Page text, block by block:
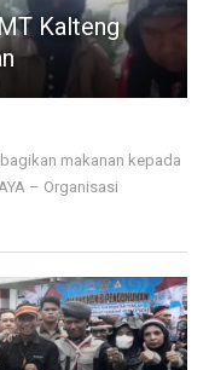
Kalteng
makanan kepada
– Organisasi